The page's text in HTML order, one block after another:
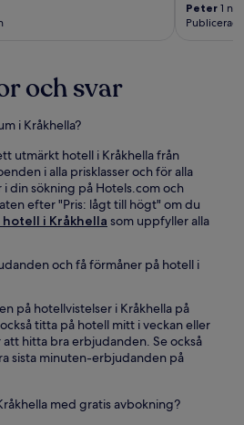
Peter 1
och svar
i Kråkhella?
utmärkt hotell i Kråkhella från
i alla prisklasser och för alla
din sökning på Hotels.com och
efter "Pris: lågt till högt" om du
i Kråkhella som uppfyller alla
och få förmåner på hotell i
på hotellvistelser i Kråkhella på
titta på hotell mitt i veckan eller
hitta bra erbjudanden. Se också
sista minuten-erbjudanden på
med gratis avbokning?